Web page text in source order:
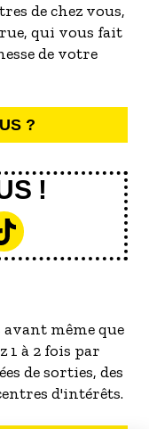
de chez vous,
qui vous fait
de votre
?
!
même que
1 à 2 fois par
de sorties, des
d'intérêts.